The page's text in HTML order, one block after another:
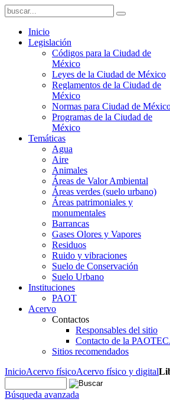
Inicio
Legislación
Códigos para la Ciudad de
México
Leyes de la Ciudad de México
Reglamentos de la Ciudad de
México
Normas para Ciudad de
Programas de la Ciudad de
México
Temáticas
Agua
Aire
Animales
Áreas de Valor Ambiental
Áreas verdes (suelo urbano)
Áreas patrimoniales y
monumentales
Barrancas
Gases Olores y Vapores
Residuos
Ruido y vibraciones
Suelo de Conservación
Suelo Urbano
Instituciones
PAOT
Acervo
Contactos
Responsables del sitio
Contacto de la
Sitios recomendados
InicioAcervo físicoAcervo físico y digital
Búsqueda avanzada